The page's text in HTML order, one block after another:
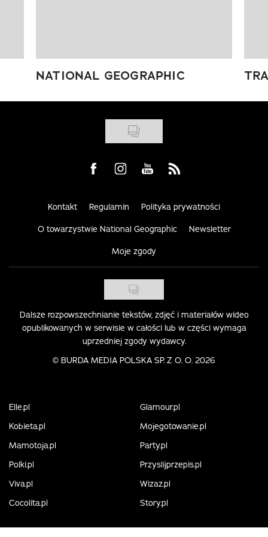
NATIONAL GEOGRAPHIC
Visit us on Facebook
Visit us on Instagram
Visit us on Youtube
Visit us on Rss
Kontakt Regulamin Polityka prywatności
O towarzystwie National Geographic Newsletter
Moje zgody
Dalsze rozpowszechnianie tekstów, zdjęć i materiałów wideo
opublikowanych w serwisie w całości lub w części wymaga
uprzedniej zgody wydawcy.
© BURDA MEDIA POLSKA SP. Z O. O. 2026
Elle.pl
Glamour.pl
Kobieta.pl
Mojegotowanie.pl
Mamotoja.pl
Party.pl
Polki.pl
Przyslijprzepis.pl
Viva.pl
Wizaz.pl
Cocolita.pl
Story.pl